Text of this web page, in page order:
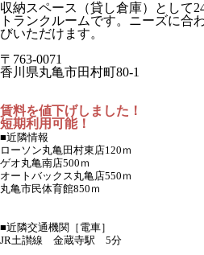
収納スペース（貸し倉庫）として
トランクルームです。ニーズに合
びいただけます。
〒763-0071
香川県丸亀市田村町80-1
賃料を値下げしました！
短期利用可能！
■近隣情報
ローソン丸亀田村東店120ｍ
ゲオ丸亀南店500ｍ
オートバックス丸亀店550ｍ
丸亀市民体育館850ｍ
■近隣交通機関［電車］
JR土讃線 金蔵寺駅 5分